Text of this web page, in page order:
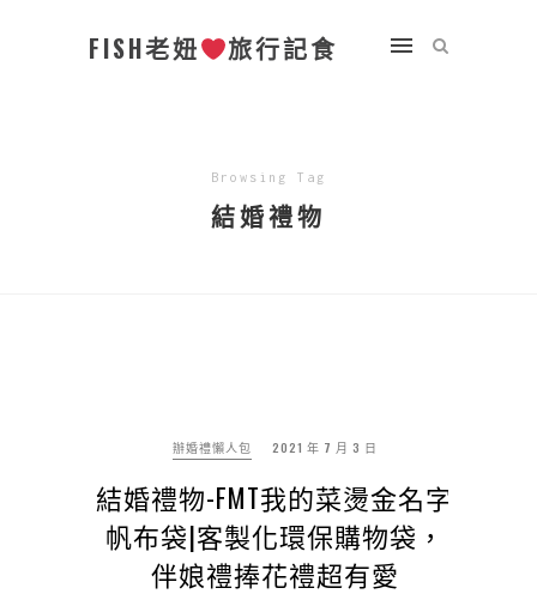
FISH老妞 旅行記食
Browsing Tag
結婚禮物
辦婚禮懶人包 2021 年 7 月 3 日
結婚禮物-FMT我的菜燙金名字
帆布袋|客製化環保購物袋，
伴娘禮捧花禮超有愛